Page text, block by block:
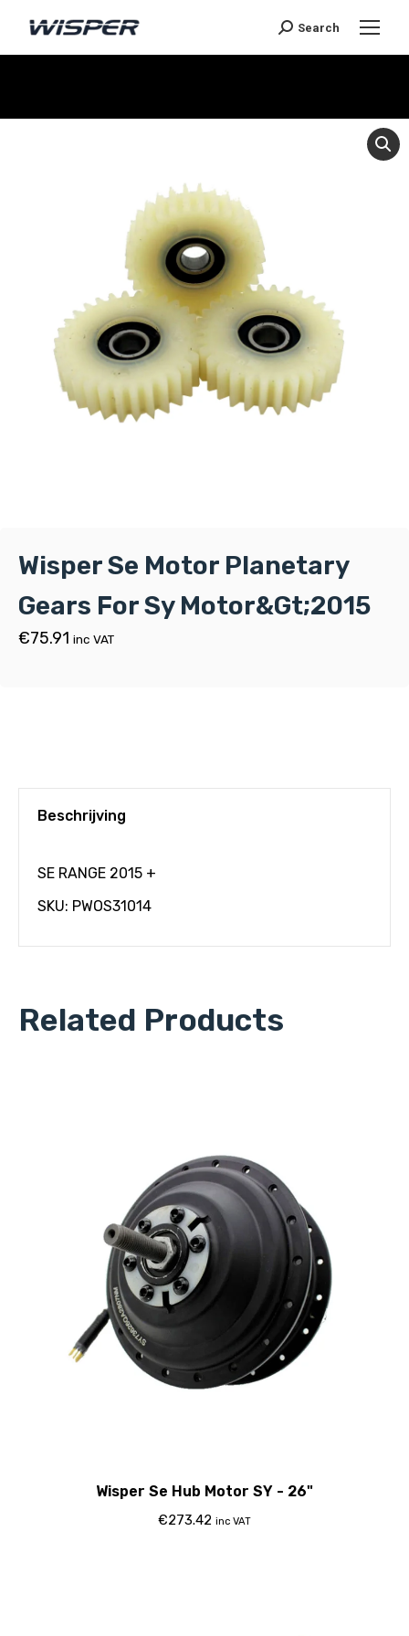
Search
Wisper Se Motor Planetary
Gears For Sy Motor&Gt;2015
€75.91 inc VAT
Beschrijving
SE RANGE 2015 +
SKU: PWOS31014
Related Products
Wisper Se Hub Motor SY - 26"
€273.42 inc VAT